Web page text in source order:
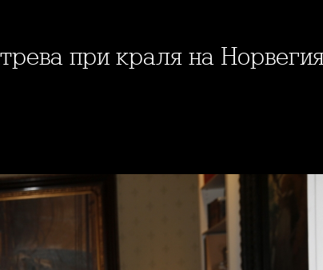
при краля на